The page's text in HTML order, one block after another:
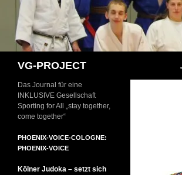
VG-PROJECT
Das Journal für eine
INKLUSIVE Gesellschaft
Sporting for All „stay together,
come together“
PHOENIX-VOICE-COLOGNE:
PHOENIX-VOICE
Kölner Judoka – setzt sich